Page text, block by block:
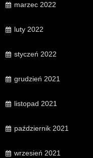
marzec 2022
luty 2022
styczeń 2022
grudzień 2021
listopad 2021
październik 2021
wrzesień 2021